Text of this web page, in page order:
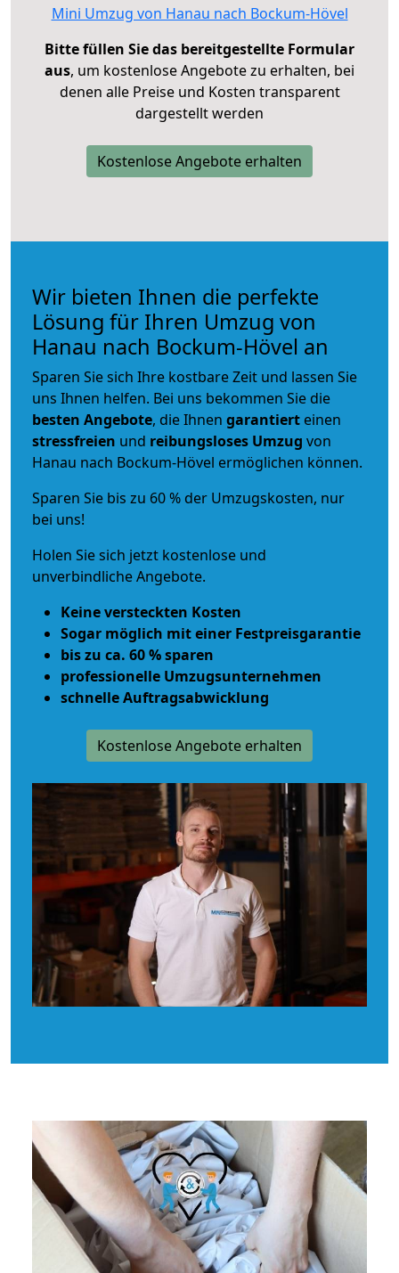
Mini Umzug von Hanau nach Bockum-Hövel
Bitte füllen Sie das bereitgestellte Formular
aus, um kostenlose Angebote zu erhalten, bei
denen alle Preise und Kosten transparent
dargestellt werden
Kostenlose Angebote erhalten
Wir bieten Ihnen die perfekte
Lösung für Ihren Umzug von
Hanau nach Bockum-Hövel an
Sparen Sie sich Ihre kostbare Zeit und lassen Sie
uns Ihnen helfen. Bei uns bekommen Sie die
besten Angebote, die Ihnen garantiert einen
stressfreien und reibungsloses Umzug von
Hanau nach Bockum-Hövel ermöglichen können.
Sparen Sie bis zu 60 % der Umzugskosten, nur
bei uns!
Holen Sie sich jetzt kostenlose und
unverbindliche Angebote.
Keine versteckten Kosten
Sogar möglich mit einer Festpreisgarantie
bis zu ca. 60 % sparen
professionelle Umzugsunternehmen
schnelle Auftragsabwicklung
Kostenlose Angebote erhalten